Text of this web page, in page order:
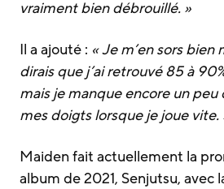
vraiment bien débrouillé. »
Il a ajouté : « Je m’en sors bien
dirais que j’ai retrouvé 85 à
mais je manque encore un
mes doigts lorsque je joue vite.
Maiden fait actuellement la
album de 2021, Senjutsu, avec